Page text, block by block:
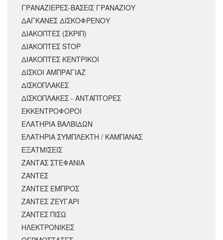
ΓΡΑΝΑΖΙΕΡΕΣ-ΒΑΣΕΙΣ ΓΡΑΝΑΖΙΟΥ
ΔΑΓΚΑΝΕΣ ΔΙΣΚΟΦΡΕΝΟΥ
ΔΙΑΚΟΠΤΕΣ (ΣΚΡΙΠ)
ΔΙΑΚΟΠΤΕΣ STOP
ΔΙΑΚΟΠΤΕΣ ΚΕΝΤΡΙΚΟΙ
ΔΙΣΚΟΙ ΑΜΠΡΑΓΙΑΖ
ΔΙΣΚΟΠΛΑΚΕΣ
ΔΙΣΚΟΠΛΑΚΕΣ - ΑΝΤΑΠΤΟΡΕΣ
ΕΚΚΕΝΤΡΟΦΟΡΟΙ
ΕΛΑΤΗΡΙΑ ΒΑΛΒΙΔΩΝ
ΕΛΑΤΗΡΙΑ ΣΥΜΠΛΕΚΤΗ / ΚΑΜΠΑΝΑΣ
ΕΞΑΤΜΙΣΕΙΣ
ΖΑΝΤΑΣ ΣΤΕΦΑΝΙΑ
ΖΑΝΤΕΣ
ΖΑΝΤΕΣ ΕΜΠΡΟΣ
ΖΑΝΤΕΣ ΖΕΥΓΑΡΙ
ΖΑΝΤΕΣ ΠΙΣΩ
ΗΛΕΚΤΡΟΝΙΚΕΣ